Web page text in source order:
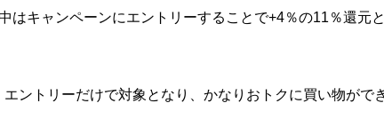
はキャンペーンにエントリーすることで+4％の11％還元と
ントリーだけで対象となり、かなりおトクに買い物がで